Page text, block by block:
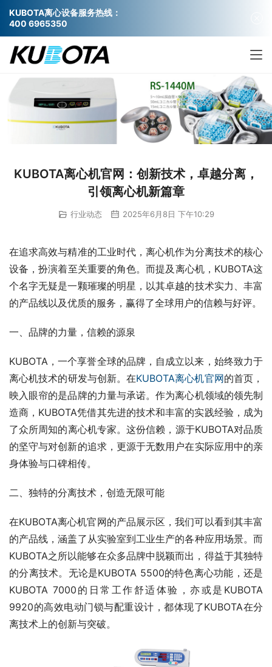
KUBOTA离心机官网：创新技术，卓越分离，
引领离心机新篇章
行业动态 2025年6月8日 下午10:29
在追求高效与精准的工业时代，离心机作为分离技术的核心
设备，扮演着至关重要的角色。而提及离心机，KUBOTA这
个名字无疑是一颗璀璨的明星，以其卓越的技术实力、丰富
的产品线以及优质的服务，赢得了全球用户的信赖与好评。
一、品牌的力量，信赖的源泉
KUBOTA，一个享誉全球的品牌，自成立以来，始终致力于
离心机技术的研发与创新。在KUBOTA离心机官网的首页，
映入眼帘的是品牌的力量与承诺。作为离心机领域的领先制
造商，KUBOTA凭借其先进的技术和丰富的实践经验，成为
了众所周知的离心机专家。这份信赖，源于KUBOTA对品质
的坚守与对创新的追求，更源于无数用户在实际应用中的亲
身体验与口碑相传。
二、独特的分离技术，创造无限可能
在KUBOTA离心机官网的产品展示区，我们可以看到其丰富
的产品线，涵盖了从实验室到工业生产的各种应用场景。而
KUBOTA之所以能够在众多品牌中脱颖而出，得益于其独特
的分离技术。无论是KUBOTA 5500的特色离心功能，还是
KUBOTA 7000的日常工作舒适体验，亦或是KUBOTA
9920的高效电动门锁与配重设计，都体现了KUBOTA在分
离技术上的创新与突破。
KUBOTA离心设备服务热线：
400 6965350